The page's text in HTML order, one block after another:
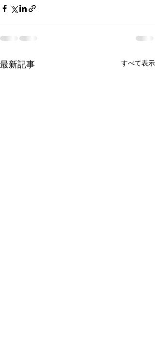
最新記事 すべて表示